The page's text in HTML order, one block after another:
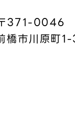
371-0046
橋市川原町